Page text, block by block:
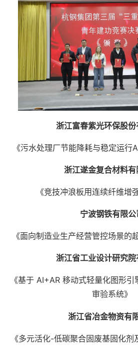
浙江富春紫光环保股份
《污水处理厂节能降耗与稳定运行
浙江遂金复合材料有
《竞技冲浪板用连续纤维增
宁波钢铁有限公
《面向制造业生产经营管控场景的
浙江省工业设计研究院
《基于 AI+AR 移动式轻量化图形
审验系统》
浙江省冶金物资有
《多元活化-低碳聚合固废基固化剂